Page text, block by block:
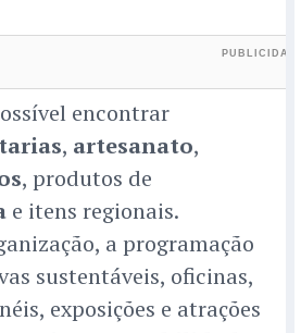
encontrar
, artesanato,
, produtos de
e itens regionais.
a programação
sustentáveis, oficinas,
exposições e atrações